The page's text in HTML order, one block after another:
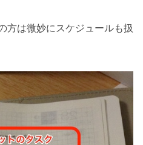
方は微妙にスケジュールも扱